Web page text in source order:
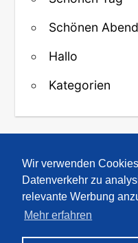
Wir verwenden
Datenverkehr zu
relevante Werbung
Mehr erfahren
Schönen Abend
Hallo
Kategorien
↑
Über uns·Kontakt
© 2008-2026
für